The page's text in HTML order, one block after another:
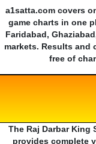
a1satta.com covers
game charts in one
Faridabad,
markets. Results and
free of
The Raj Darbar King
provides complete